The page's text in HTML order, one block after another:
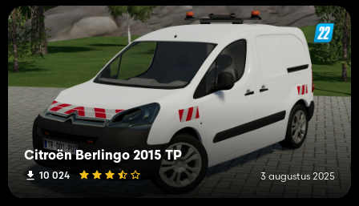
Citroën Berlingo 2015 TP
10 024 3 augustus 2025